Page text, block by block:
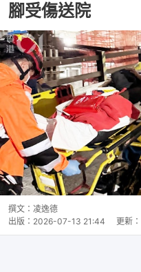
腳受傷送院
撰文： 凌逸德
出版： 2026-07-13 21:44 更新：